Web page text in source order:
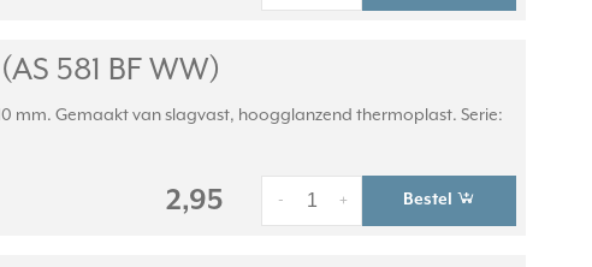
581 BF WW)
mm. Gemaakt van slagvast, hoogglanzend thermoplast. Serie:
2,95 +
- Bestel